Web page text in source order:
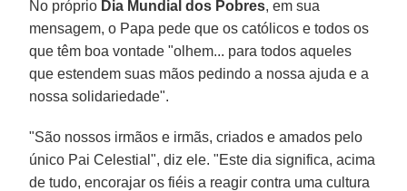
No próprio Dia Mundial dos Pobres, em sua
mensagem, o Papa pede que os católicos e todos os
que têm boa vontade "olhem... para todos aqueles
que estendem suas mãos pedindo a nossa ajuda e a
nossa solidariedade".
"São nossos irmãos e irmãs, criados e amados pelo
único Pai Celestial", diz ele. "Este dia significa, acima
de tudo, encorajar os fiéis a reagir contra uma cultura